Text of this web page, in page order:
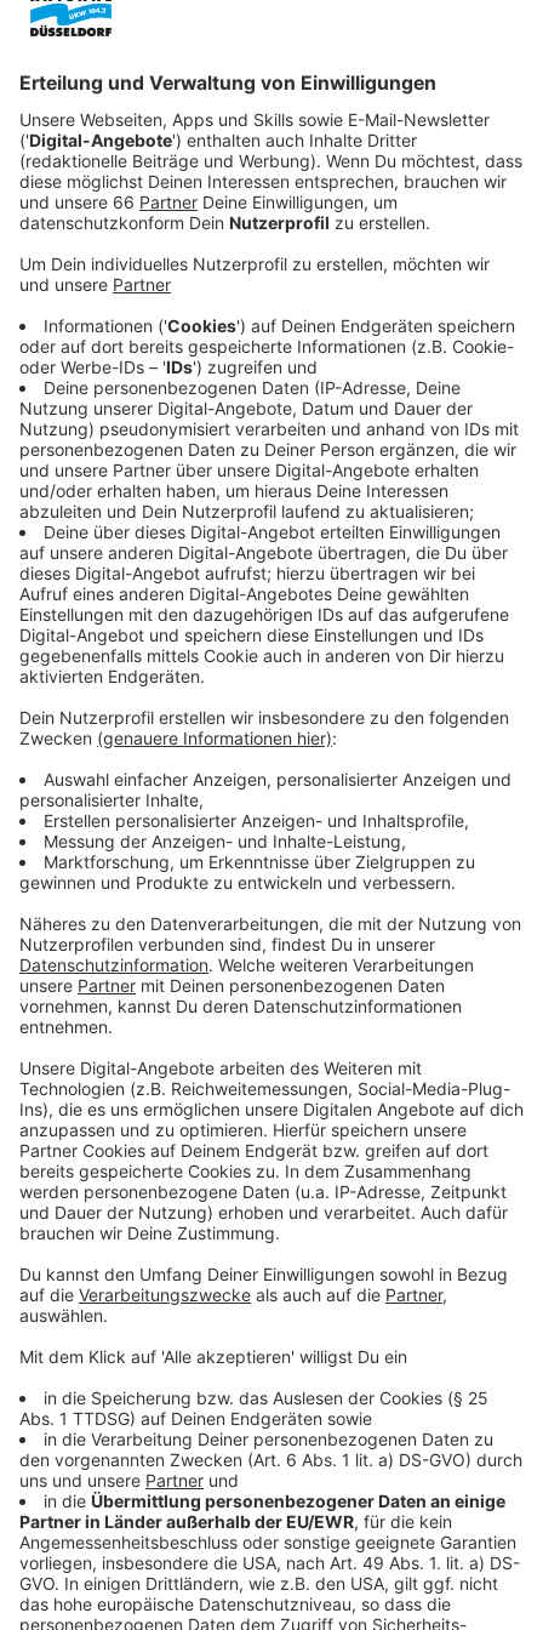
Veröffentlicht:
Anzeige
Der Evangelische Kirchentag ist in ziemlich genau
einem Jahr in Düsseldorf - vom 5. bis zum 9. Mai. Rund
100.000 Teilnehmende aus ganz Deutschland kommen
dann in unsere Stadt. Der Kirchentag steht unter dem
Motto "DU bist kostbar". Auf dem Kirchentag können
die Besucher neben Gottesdiensten kulturelle
Veranstaltungen besuchen - thematisch geht es unter
anderem um Nachhaltigkeit und Inklusion. Außerdem
gibt es Diskussionsrunden und es geht darum,
Menschen zu begegnen.
Anzeige
Eine der größten Veranstaltungen
Deutschlands
Anzeige
Der Evangelische Kirchentag gilt als eine der größten
Bürgerbegehren gegen die Finanzierung des
Kirchentages in Düsseldorf gescheitert, da nicht
genug Unterschriften zusammengekommen waren. Die
Stadt Düsseldorffinanziert den Kirchentag mit knapp
Anzeige
Weitere Infos und Links zum Thema:
Anzeige
Bürgerbegehren gegen Kirchentag droht zu scheitern
Vorbereitungen auf Kirchentag haben begonnen
Kirchentag: Kontroversen um Ausrichtung
Anzeige
Folge uns für mehr News & Updates:
Anzeige
Instagram|Facebook|WhatsApp-Kanal
Anzeige